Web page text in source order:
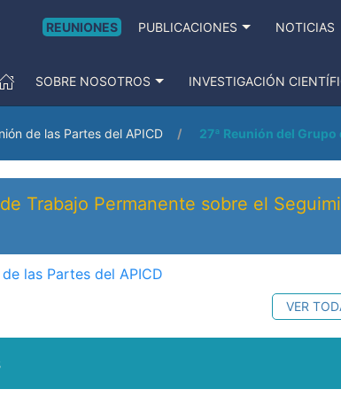
REUNIONES PUBLICACIONES NOTICIAS
SOBRE NOSOTROS INVESTIGACIÓN
de las Partes del APICD 27ª Reunión del
Trabajo Permanente sobre el
las Partes del APICD
VER